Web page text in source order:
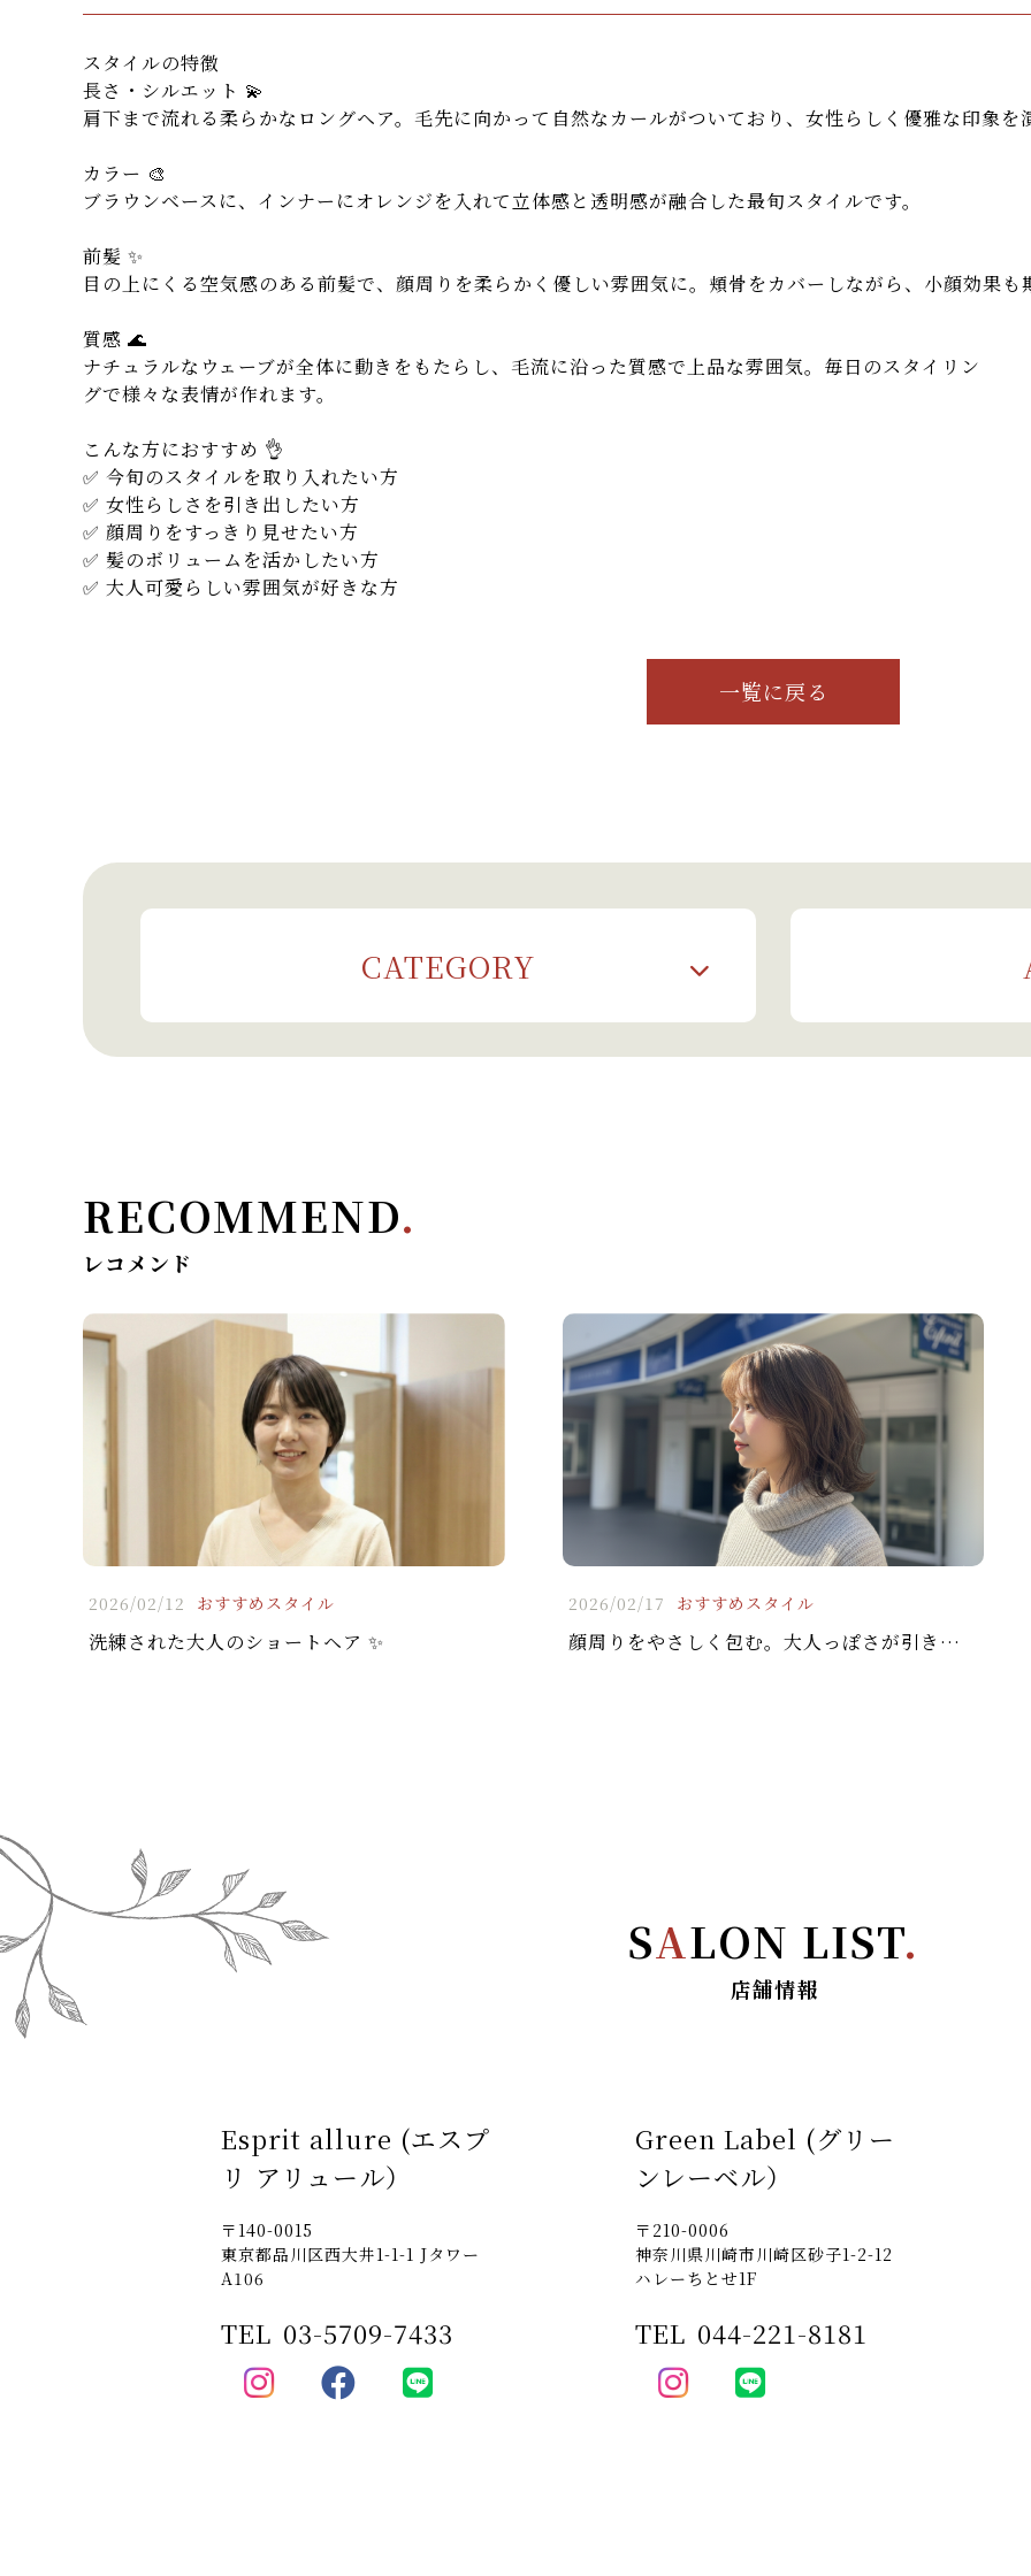
スタイルの特徴
長さ・シルエット 💫
肩下まで流れる柔らかなロングヘア。毛先に向かって自然なカールがついており、女性らしく優雅な印象を
カラー 🎨
ブラウンベースに、インナーにオレンジを入れて立体感と透明感が融合した最旬スタイルです。
前髪 ✨
目の上にくる空気感のある前髪で、顔周りを柔らかく優しい雰囲気に。頬骨をカバーしながら、小顔効果も
質感 🌊
ナチュラルなウェーブが全体に動きをもたらし、毛流に沿った質感で上品な雰囲気。毎日のスタイリン
グで様々な表情が作れます。
こんな方におすすめ 👌
✅ 今旬のスタイルを取り入れたい方
✅ 女性らしさを引き出したい方
✅ 顔周りをすっきり見せたい方
✅ 髪のボリュームを活かしたい方
✅ 大人可愛らしい雰囲気が好きな方
一覧に戻る
CATEGORY
RECOMMEND.
レコメンド
2026/02/12 おすすめスタイル
洗練された大人のショートヘア ✨
2026/02/17 おすすめスタイル
顔周りをやさしく包む。大人っぽさが引き立つミディアムウェーブ
SALON LIST.
店舗情報
Esprit allure (エスプ
リ アリュール）
〒140-0015
東京都品川区西大井1-1-1 Jタワー
A106
TEL 03-5709-7433
Green Label (グリー
ンレーベル）
〒210-0006
神奈川県川崎市川崎区砂子1-2-12
ハレーちとせ1F
TEL 044-221-8181